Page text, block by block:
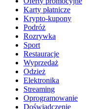
Karty płatnicze
Krypto-kupony
Podróż
Rozrywka
Sport
Restauracje
Wyprzedaż
Odzież
Elektronika
Streaming
Oprogramowanie
Doświadczenie